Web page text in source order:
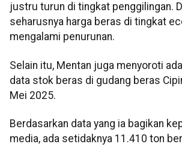
justru turun di tingkat penggilingan.
seharusnya harga beras di tingkat
mengalami penurunan.
Selain itu, Mentan juga menyoroti
data stok beras di gudang beras
Mei 2025.
Berdasarkan data yang ia bagikan
media, ada setidaknya 11.410 ton